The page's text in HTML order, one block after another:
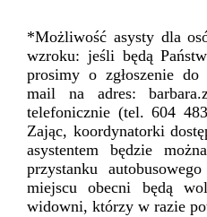
*Możliwość asysty dla
wzroku: jeśli będą
prosimy o zgłoszenie
mail na adres:
telefonicznie (tel. 604
Zając, koordynatorki
asystentem będzie
przystanku
miejscu obecni będą
widowni, którzy w razie